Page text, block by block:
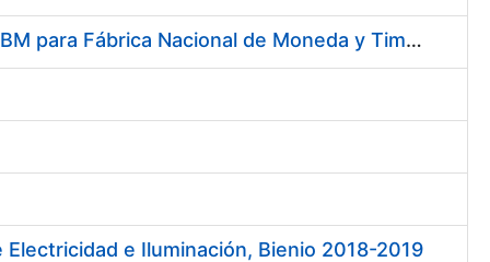
Servicios de Soporte y Mantenimiento de Licencias de Software IBM para Fábrica Nacional de Moneda y Timbre-Real Casa de la Moneda (FNMT-RCM)
e Iluminación, Bienio 2018-2019